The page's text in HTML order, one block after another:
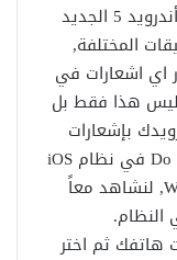
من إحدى الخيارات الموجودة في نظام أندرويد 5 الجديد
المختلفة,
اي اشعارات في
ليس هذا فقط بل
بإشعارات
في اوقات معينة فقط مثل Do not Disturb في نظام iOS
و Quiet Hours في نظام Windows Phone, لنشاهد معاً
هاتفك ثم اختر